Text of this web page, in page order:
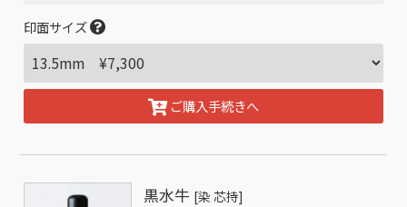
印面サイズ
ご購入手続きへ
黒水牛 [染 芯持]